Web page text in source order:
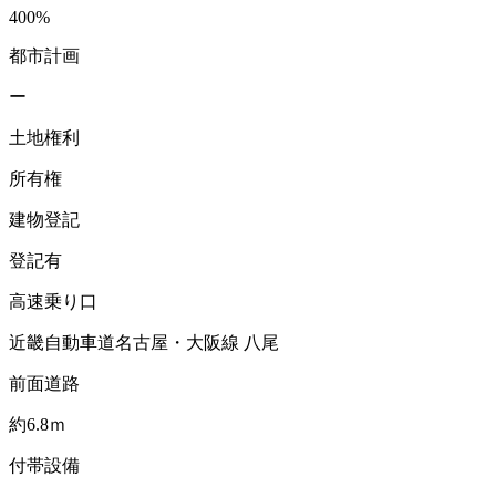
400%
都市計画
ー
土地権利
所有権
建物登記
登記有
高速乗り口
近畿自動車道名古屋・大阪線 八尾
前面道路
約6.8ｍ
付帯設備